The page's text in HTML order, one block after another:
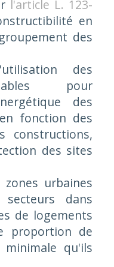
l'article L. 123-
en
des
des
pour
des
fonction des
constructions,
des sites
urbaines
dans
de logements
proportion de
qu'ils